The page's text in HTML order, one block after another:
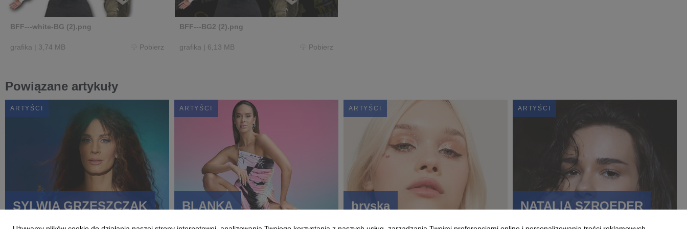
BFF---white-BG (2).png
grafika | 3,74 MB Pobierz
BFF---BG2 (2).png
grafika | 6,13 MB Pobierz
Powiązane artykuły
ARTYŚCI
SYLWIA GRZESZCZAK
ARTYŚCI
BLANKA
ARTYŚCI
bryska
ARTYŚCI
NATALIA SZROEDER